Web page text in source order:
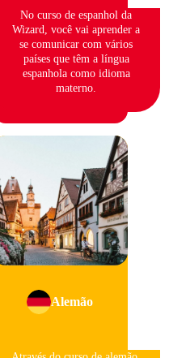
No curso de espanhol da
Wizard, você vai aprender a
se comunicar com vários
países que têm a língua
espanhola como idioma
materno.
Alemão